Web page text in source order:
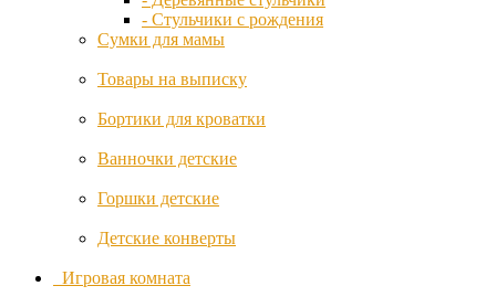
Mima
Miniland
Moon
Buggy
- Стульчики с рождения
Сумки для мамы
Товары на выписку
Бортики для кроватки
Ванночки детские
Горшки детские
Детские конверты
Игровая комната